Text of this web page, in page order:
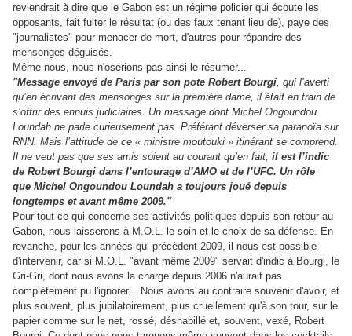
reviendrait à dire que le Gabon est un régime policier qui écoute les
opposants, fait fuiter le résultat (ou des faux tenant lieu de), paye des
"journalistes" pour menacer de mort, d'autres pour répandre des
mensonges déguisés.
Même nous, nous n'oserions pas ainsi le résumer...
"Message envoyé de Paris par son pote Robert Bourgi, qui l’averti
qu’en écrivant des mensonges sur la première dame, il était en train de
s’offrir des ennuis judiciaires. Un message dont Michel Ongoundou
Loundah ne parle curieusement pas. Préférant déverser sa paranoïa sur
RNN. Mais l’attitude de ce « ministre moutouki » itinérant se comprend.
Il ne veut pas que ses amis soient au courant qu’en fait, il est l’indic
de Robert Bourgi dans l’entourage d’AMO et de l’UFC. Un rôle
que Michel Ongoundou Loundah a toujours joué depuis
longtemps et avant même 2009."
Pour tout ce qui concerne ses activités politiques depuis son retour au
Gabon, nous laisserons à M.O.L. le soin et le choix de sa défense. En
revanche, pour les années qui précèdent 2009, il nous est possible
d'intervenir, car si M.O.L. "avant même 2009" servait d'indic à Bourgi, le
Gri-Gri, dont nous avons la charge depuis 2006 n'aurait pas
complètement pu l'ignorer... Nous avons au contraire souvenir d'avoir, et
plus souvent, plus jubilatoirement, plus cruellement qu'à son tour, sur le
papier comme sur le net, rossé, déshabillé et, souvent, vexé, Robert